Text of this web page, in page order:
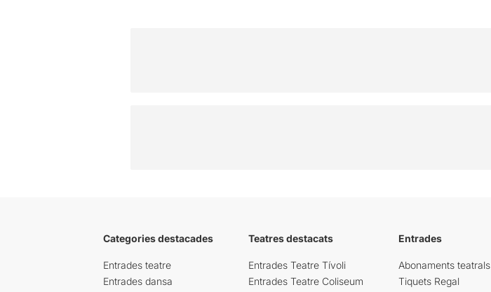
Categories destacades
Entrades teatre
Entrades dansa
Teatres destacats
Entrades Teatre Tívoli
Entrades Teatre Coliseum
Entrades
Abonaments teatrals
Tiquets Regal